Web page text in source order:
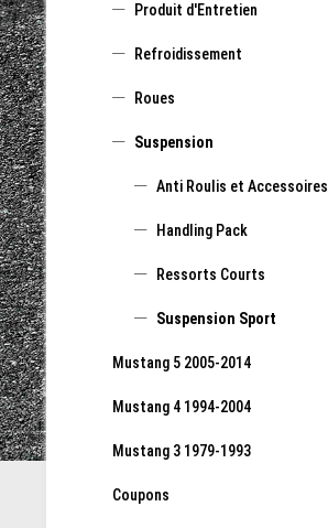
Produit d'Entretien
Refroidissement
Roues
Suspension
Anti Roulis et Accessoires
Handling Pack
Ressorts Courts
Suspension Sport
Mustang 5 2005-2014
Mustang 4 1994-2004
Mustang 3 1979-1993
Coupons